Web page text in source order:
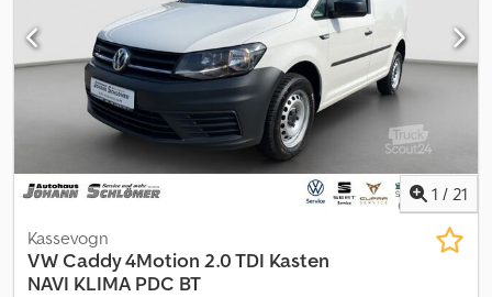
1 / 21
Kassevogn
VWCaddy 4Motion 2.0 TDI Kasten
NAVI KLIMA PDC BT